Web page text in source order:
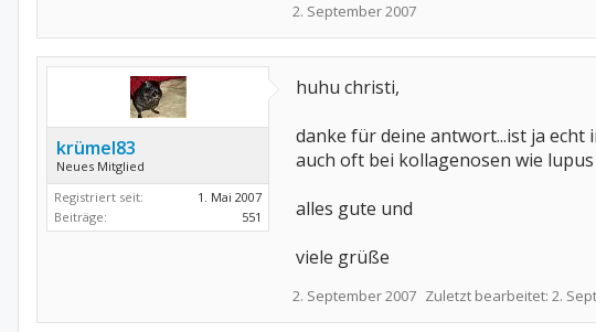
2. September 2007
krümel83
Neues Mitglied
Registriert seit:
1. Mai 2007
Beiträge:
551
huhu christi,
danke für deine antwort...ist ja echt
auch oft bei kollagenosen wie
alles gute und
viele grüße
2. September 2007 Zuletzt bearbeitet: 2.